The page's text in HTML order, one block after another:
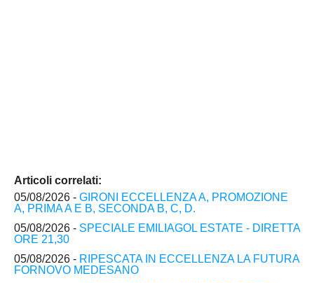
Articoli correlati:
05/08/2026 - GIRONI ECCELLENZA A, PROMOZIONE
A, PRIMA A E B, SECONDA B, C, D.
05/08/2026 - SPECIALE EMILIAGOL ESTATE - DIRETTA
ORE 21,30
05/08/2026 - RIPESCATA IN ECCELLENZA LA FUTURA
FORNOVO MEDESANO